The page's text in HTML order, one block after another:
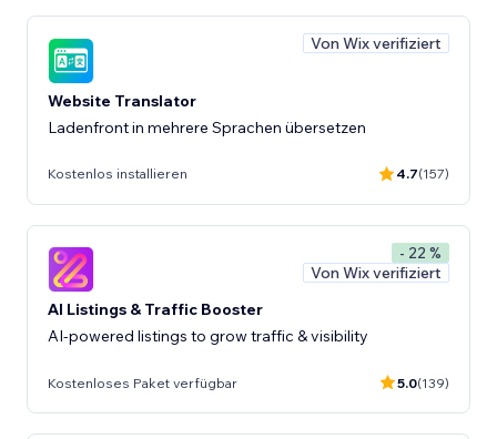
Von Wix verifiziert
Website Translator
Ladenfront in mehrere Sprachen übersetzen
Kostenlos installieren 4.7(157)
- 22 %
Von Wix verifiziert
AI Listings & Traffic Booster
AI-powered listings to grow traffic & visibility
Kostenloses Paket verfügbar 5.0(139)